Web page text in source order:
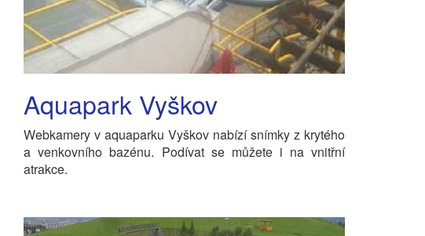
Aquapark Vyškov
Webkamery v aquaparku Vyškov nabízí snímky z krytého
a venkovního bazénu. Podívat se můžete i na vnitřní
atrakce.